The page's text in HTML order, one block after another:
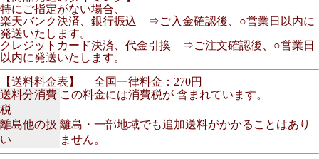
特にご指定がない場合、
楽天バンク決済、銀行振込 ⇒ご入金確認後、○営業日以内に
発送いたします。
クレジットカード決済、代金引換 ⇒ご注文確認後、○営業日
以内に発送いたします。
【送料料金表】
全国一律料金：270円
送料分消費
税
この料金には消費税が 含まれています。
離島他の扱
い
離島・一部地域でも追加送料がかかることはあり
ません。